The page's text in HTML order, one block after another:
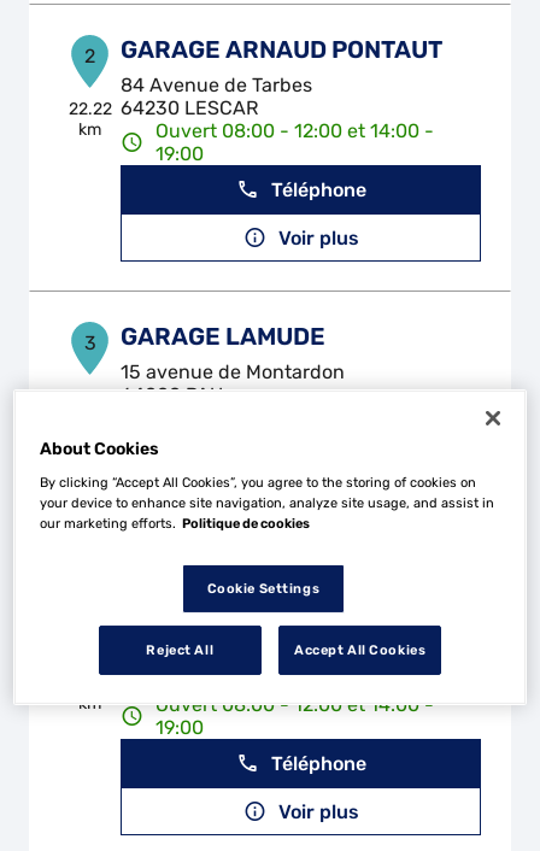
2
22.22
km
GARAGE ARNAUD PONTAUT
84 Avenue de Tarbes
64230 LESCAR
Ouvert 08:00 - 12:00 et 14:00 -
19:00
Téléphone
Voir plus
3
22.78
GARAGE LAMUDE
15 avenue de Montardon
64000 PAU
18:30
Téléphone
Voir plus
km
GARAGE 2000
Route de Mauleon
64470 TROIS VILLES
Ouvert 08:00 - 12:00 et 14:00 -
19:00
Téléphone
Voir plus
About Cookies
By clicking “Accept All Cookies”, you agree to the storing of cookies on
your device to enhance site navigation, analyze site usage, and assist in
our marketing efforts. Politique de cookies
Cookie Settings
Reject All Accept All Cookies